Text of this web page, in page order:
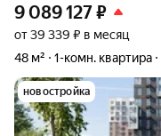
9 089 127₽
от 39 339 ₽ в месяц
48 м²
1-комн. квартира
новостройка